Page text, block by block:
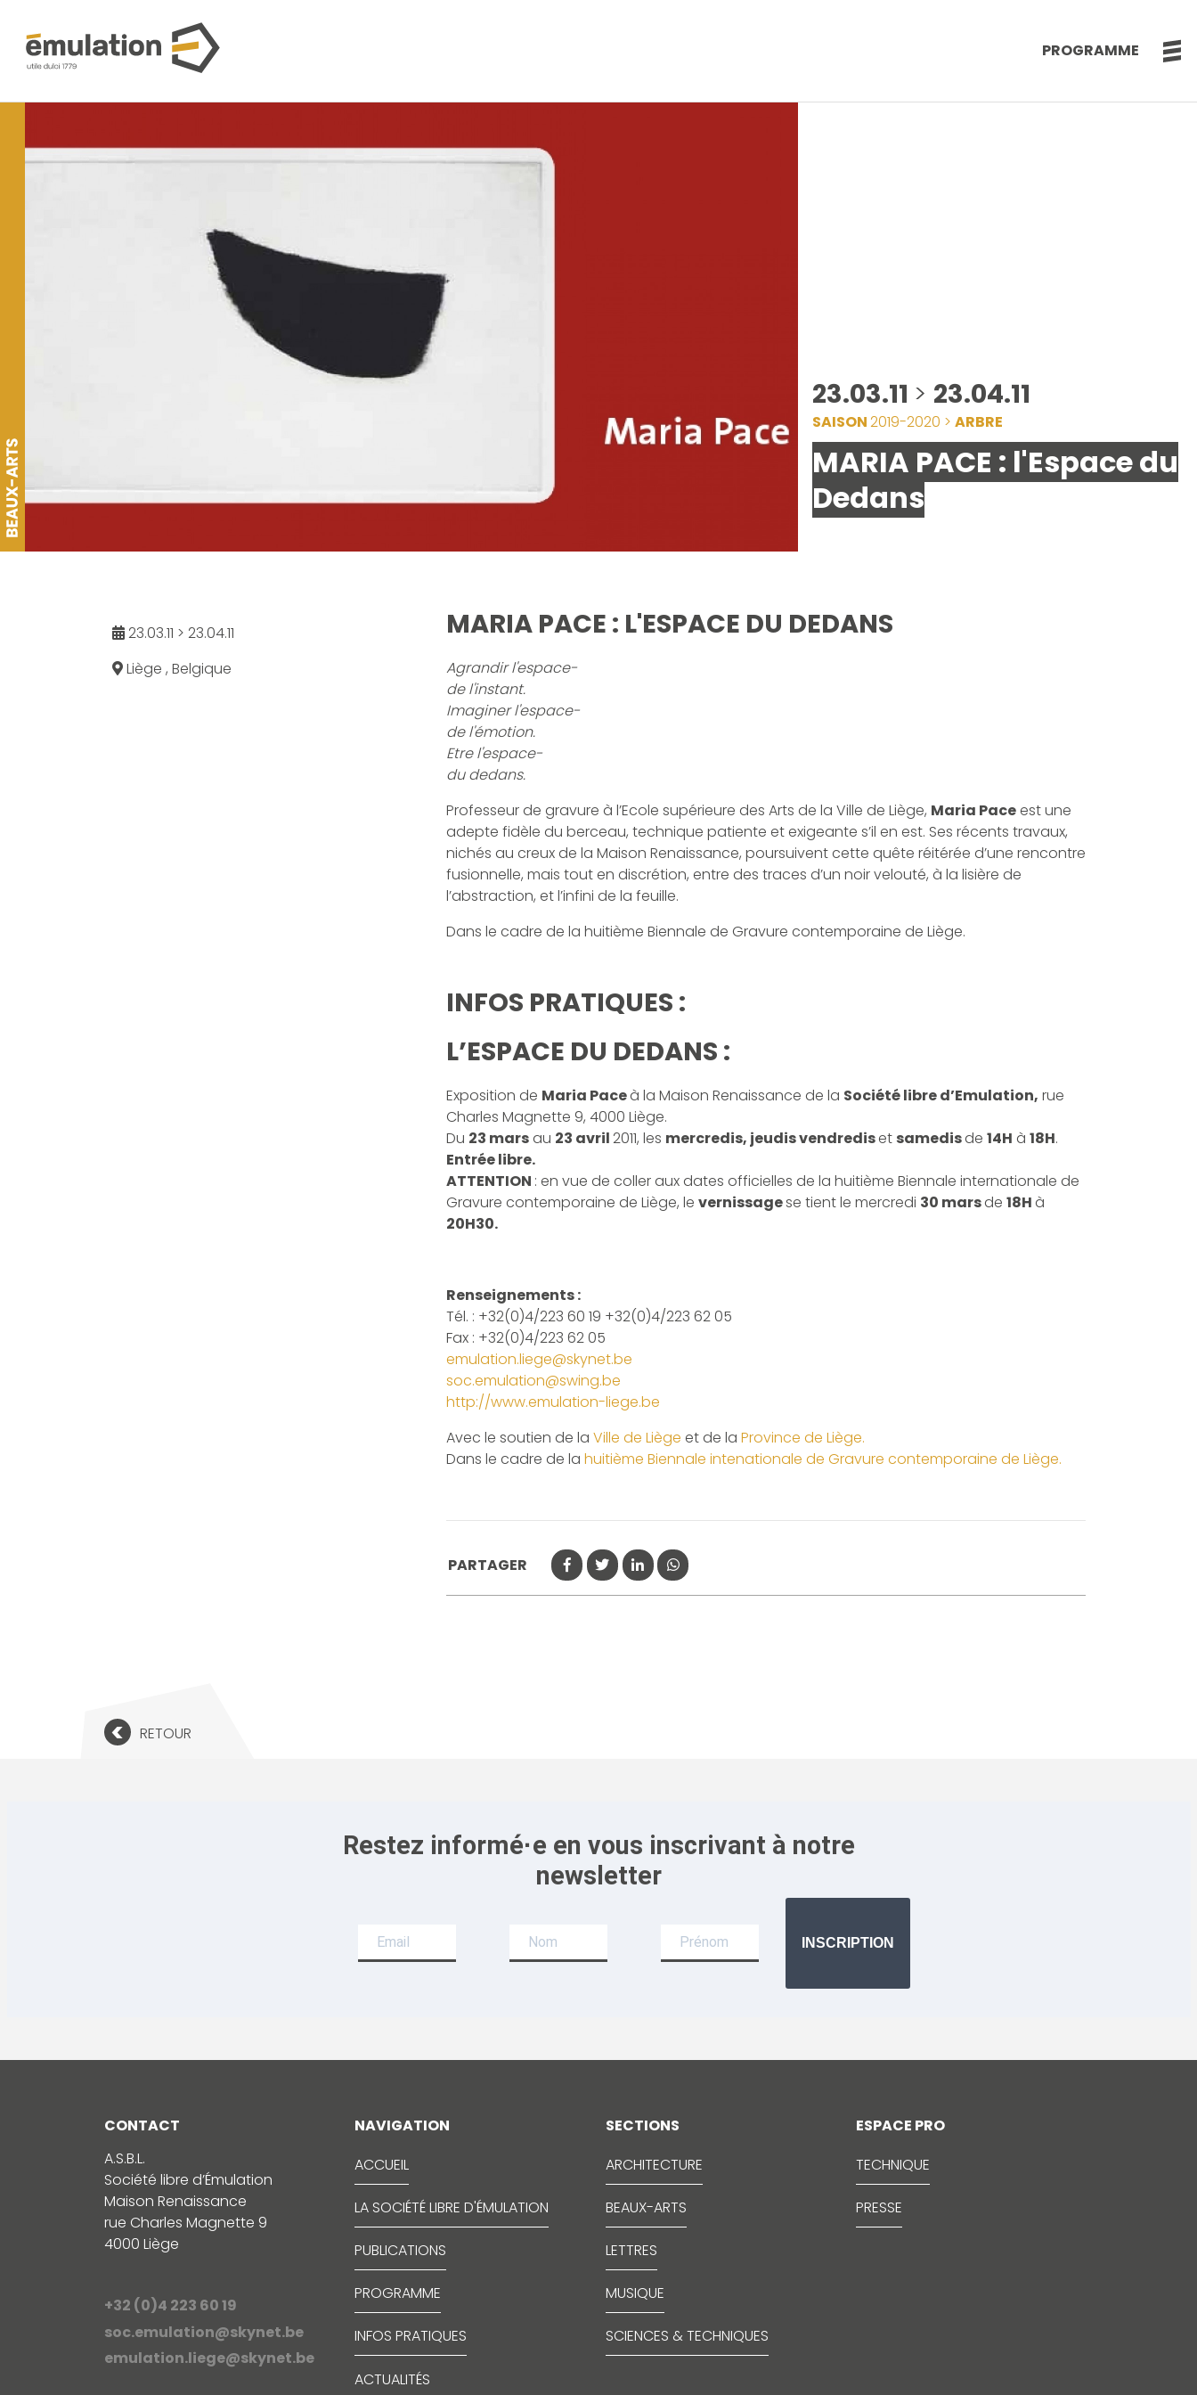
PROGRAMME
23.03.11 > 23.04.11
SAISON2019-2020 > ARBRE
MARIA PACE : l'Espace du
Dedans
23.03.11 > 23.04.11
Liège , Belgique
MARIA PACE : L'ESPACE DU DEDANS
Agrandir l'espace-
de l'instant.
Imaginer l'espace-
de l'émotion.
Etre l'espace-
du dedans.
Professeur de gravure à l’Ecole supérieure des Arts de la Ville de Liège, Maria Paceest une
adepte fidèle du berceau, technique patiente et exigeante s’il en est. Ses récents travaux,
nichés au creux de la Maison Renaissance, poursuivent cette quête réitérée d’une rencontre
fusionnelle, mais tout en discrétion, entre des traces d’un noir velouté, à la lisière de
l’abstraction, et l’infini de la feuille.
Dans le cadre de la huitième Biennale de Gravure contemporaine de Liège.
INFOS PRATIQUES :
L’ESPACE DU DEDANS :
Exposition de Maria Paceà la Maison Renaissance de la Société libre d’Emulation, rue
Charles Magnette 9, 4000 Liège.
Du 23 marsau 23 avril2011, les mercredis, jeudis vendrediset samedisde 14H à 18H.
Entrée libre.
ATTENTION : en vue de coller aux dates officielles de la huitième Biennale internationale de
Gravure contemporaine de Liège, le vernissagese tient le mercredi 30 marsde 18Hà
20H30.
Renseignements :
Tél. : +32(0)4/223 60 19 +32(0)4/223 62 05
Fax : +32(0)4/223 62 05
emulation.liege@skynet.be
soc.emulation@swing.be
http://www.emulation-liege.be
Avec le soutien de la Ville de Liège et de la Province de Liège.
Dans le cadre de la huitième Biennale intenationale de Gravure contemporaine de Liège.
PARTAGER
< RETOUR
Restez informé·e en vous inscrivant à notre
newsletter
INSCRIPTION
CONTACT
A.S.B.L.
Société libre d’Émulation
Maison Renaissance
rue Charles Magnette 9
4000 Liège
+32 (0)4 223 60 19
soc.emulation@skynet.be
emulation.liege@skynet.be
NAVIGATION
ACCUEIL
LA SOCIÉTÉ LIBRE D'ÉMULATION
PUBLICATIONS
PROGRAMME
INFOS PRATIQUES
ACTUALITÉS
SECTIONS
ARCHITECTURE
BEAUX-ARTS
LETTRES
MUSIQUE
SCIENCES & TECHNIQUES
ESPACE PRO
TECHNIQUE
PRESSE